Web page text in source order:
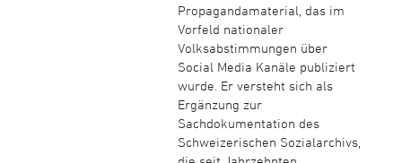
Propagandamaterial, das im
Vorfeld nationaler
Volksabstimmungen über
Social Media Kanäle publiziert
wurde. Er versteht sich als
Ergänzung zur
Sachdokumentation des
Schweizerischen Sozialarchivs,